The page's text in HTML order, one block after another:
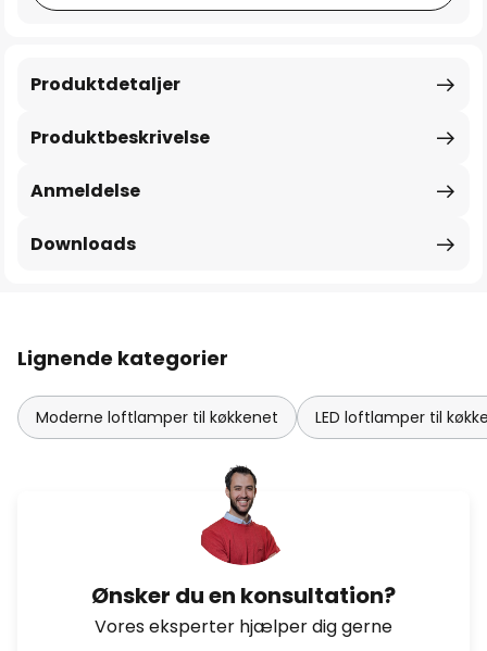
Produktbeskrivelse
Produktdetaljer
Anmeldelse
Downloads
Lignende kategorier
Moderne loftlamper til køkkenet LED loftlamper til
Ønsker du en konsultation?
Vores eksperter hjælper dig gerne